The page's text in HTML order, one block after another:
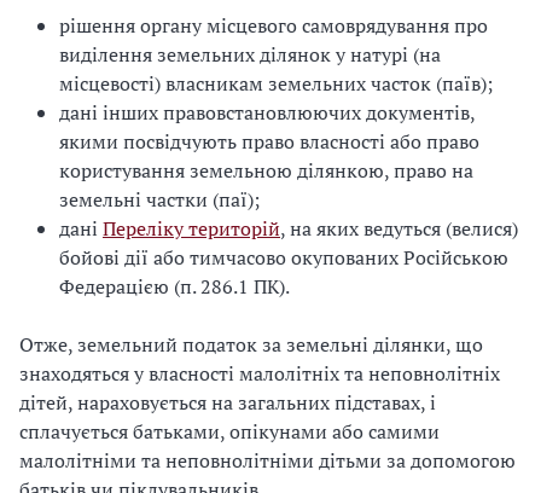
рішення органу місцевого самоврядування про
виділення земельних ділянок у натурі (на
місцевості) власникам земельних часток (паїв);
дані інших правовстановлюючих документів,
якими посвідчують право власності або право
користування земельною ділянкою, право на
земельні частки (паї);
дані Переліку територій, на яких ведуться (велися)
бойові дії або тимчасово окупованих Російською
Федерацією (п. 286.1 ПК).
Отже, земельний податок за земельні ділянки, що
знаходяться у власності малолітніх та неповнолітніх
дітей, нараховується на загальних підставах, і
сплачується батьками, опікунами або самими
малолітніми та неповнолітніми дітьми за допомогою